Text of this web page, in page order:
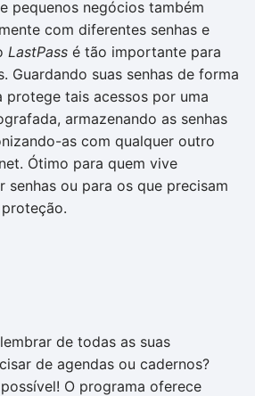
pequenos negócios também
com diferentes senhas e
LastPass é tão importante para
Guardando suas senhas de forma
protege tais acessos por uma
armazenando as senhas
as com qualquer outro
Ótimo para quem vive
senhas ou para os que precisam
de todas as suas
de agendas ou cadernos?
O programa oferece